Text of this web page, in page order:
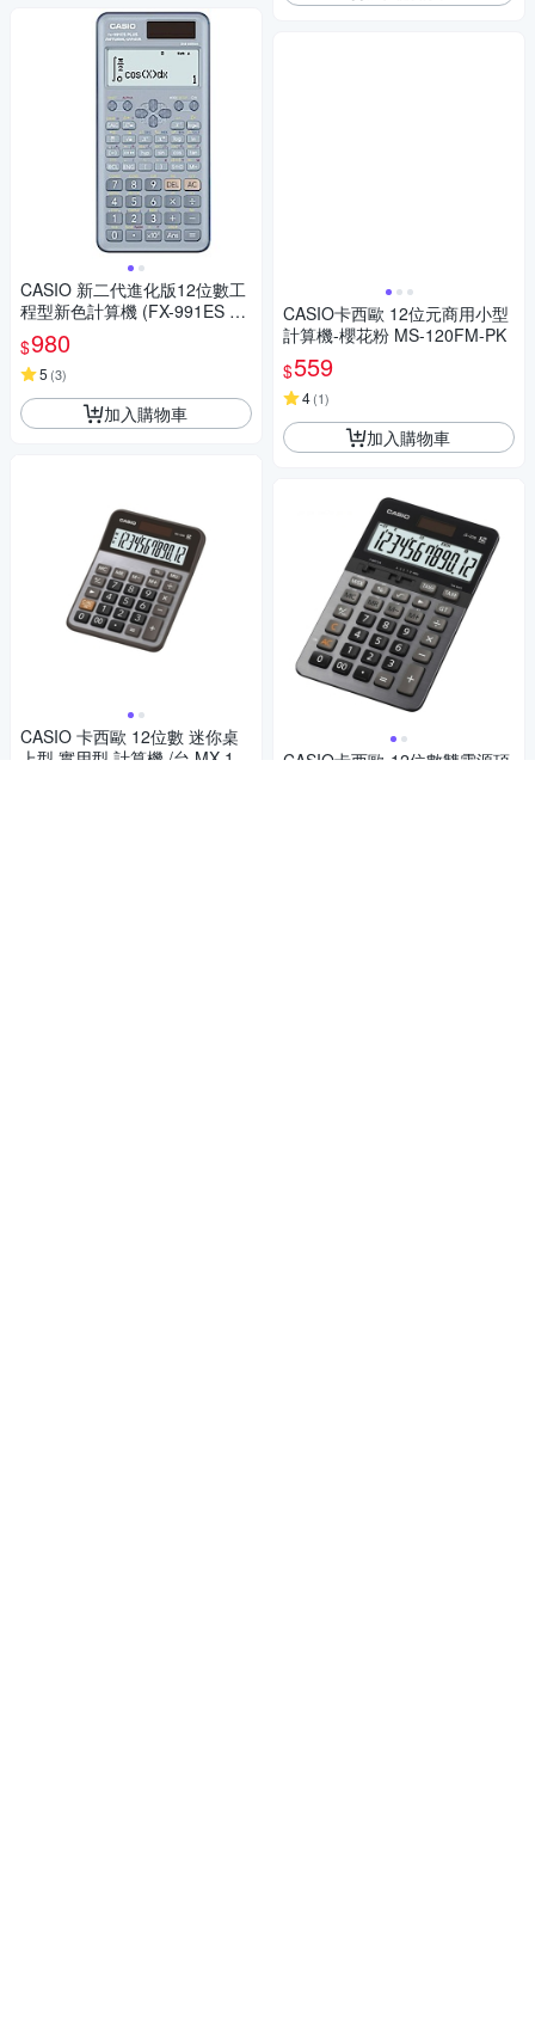
CASIO 新二代進化版12位數工
程型新色計算機 (FX-991ES PL
US-2-BU)藍色
$980
5 (3)
加入購物車
CASIO 卡西歐 12位數 迷你桌
上型 實用型 計算機 /台 MX-12
CASIO卡西歐 12位元商用小型
計算機-櫻花粉 MS-120FM-PK
$559
4(1)
加入購物車
CASIO卡西歐-12位數雙電源頂